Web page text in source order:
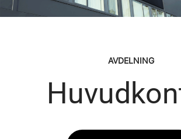
AVDELNING